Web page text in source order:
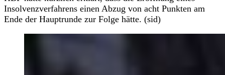
Insolvenzverfahrens einen Abzug von acht Punkten am
Ende der Hauptrunde zur Folge hätte. (sid)